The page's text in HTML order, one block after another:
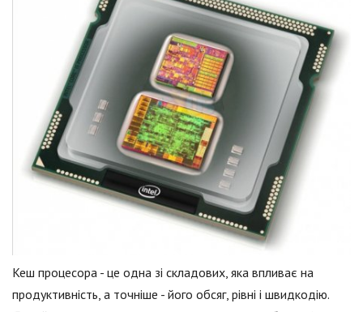
Кеш процесора - це одна зі складових, яка впливає на
продуктивність, а точніше - його обсяг, рівні і швидкодію.